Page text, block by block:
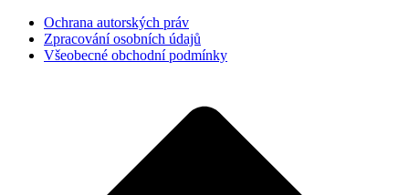
Ochrana autorských práv
Zpracování osobních údajů
Všeobecné obchodní podmínky